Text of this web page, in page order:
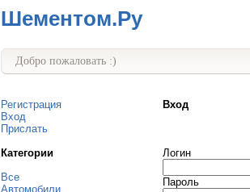
Шементом.Ру
Добро пожаловать :)
Регистрация
Вход
Прислать
Категории
Все
Автомобили
Вход
Логин
Пароль